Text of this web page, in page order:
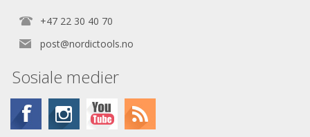
+47 22 30 40 70
post@nordictools.no
Sosiale medier